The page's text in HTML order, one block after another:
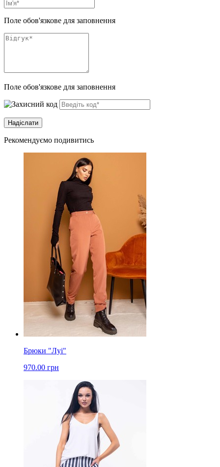
Поле обов'язкове для заповнення
Поле обов'язкове для заповнення
Рекомендуємо подивитись
Брюки "Луі"
970.00 грн